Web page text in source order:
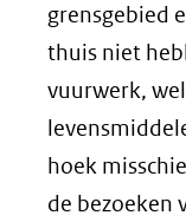
grensgebied
thuis niet
vuurwerk,
hoek
de bezoeken